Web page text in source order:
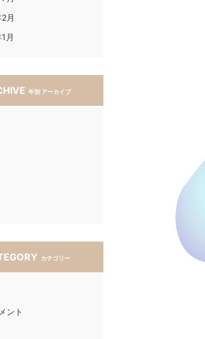
月
月
年別 アーカイブ
カテゴリー
ント